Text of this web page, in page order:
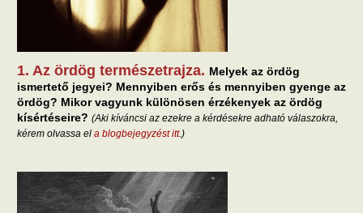
1. Az ördög természetrajza. Melyek az ördög
ismertető jegyei? Mennyiben erős és mennyiben gyenge az
ördög? Mikor vagyunk különösen érzékenyek az ördög
kísértéseire? (Aki kíváncsi az ezekre a kérdésekre adható válaszokra,
kérem olvassa el a blogbejegyzést itt.)